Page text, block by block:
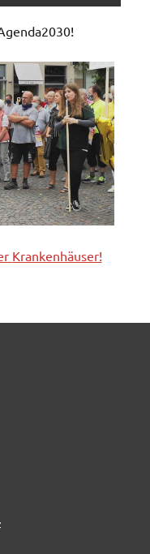
Krankenhäuser!